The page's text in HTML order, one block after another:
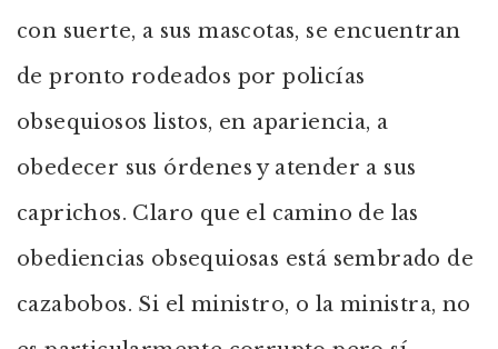
con suerte, a sus mascotas, se encuentran
de pronto rodeados por policías
obsequiosos listos, en apariencia, a
obedecer sus órdenes y atender a sus
caprichos. Claro que el camino de las
obediencias obsequiosas está sembrado de
cazabobos. Si el ministro, o la ministra, no